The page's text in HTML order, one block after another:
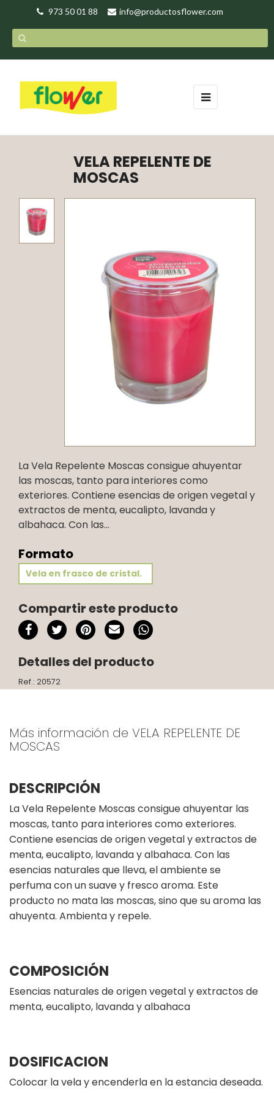
973 50 01 88 info@productosflower.com
Navegación
de
☰
VELA REPELENTE DE
MOSCAS
La Vela Repelente Moscas consigue ahuyentar
las moscas, tanto para interiores como
exteriores. Contiene esencias de origen vegetal y
extractos de menta, eucalipto, lavanda y
albahaca. Con las...
Formato
Vela en frasco de cristal.
Compartir este producto
Detalles del producto
Ref.: 20572
Más información de VELA REPELENTE DE
MOSCAS
DESCRIPCIÓN
La Vela Repelente Moscas consigue ahuyentar las
moscas, tanto para interiores como exteriores.
Contiene esencias de origen vegetal y extractos de
menta, eucalipto, lavanda y albahaca. Con las
esencias naturales que lleva, el ambiente se
perfuma con un suave y fresco aroma. Este
producto no mata las moscas, sino que su aroma las
ahuyenta. Ambienta y repele.
COMPOSICIÓN
Esencias naturales de origen vegetal y extractos de
menta, eucalipto, lavanda y albahaca
DOSIFICACION
Colocar la vela y encenderla en la estancia deseada.